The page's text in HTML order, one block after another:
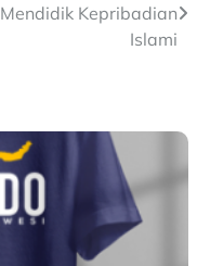
Mendidik Kepribadian
Islami